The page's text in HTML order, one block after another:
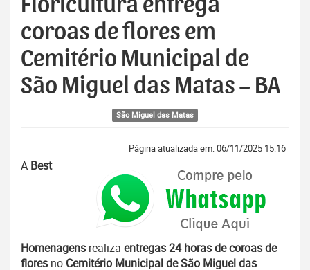
Floricultura entrega
coroas de flores em
Cemitério Municipal de
São Miguel das Matas – BA
São Miguel das Matas
Página atualizada em: 06/11/2025 15:16
A Best
Homenagens realiza entregas 24 horas de coroas de
flores no Cemitério Municipal de São Miguel das